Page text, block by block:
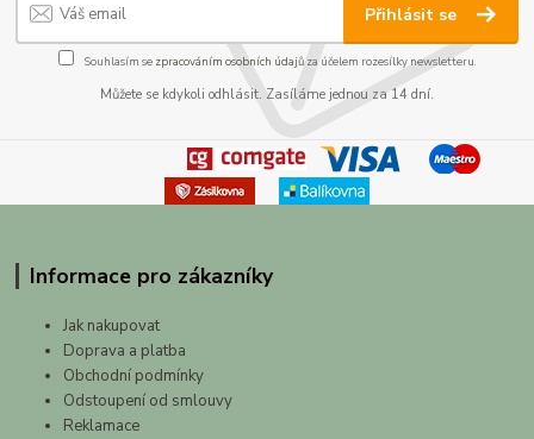
Přihlásit se
Souhlasím se zpracováním osobních údajůza účelem rozesílky newsletteru.
Můžete se kdykoli odhlásit. Zasíláme jednou za 14 dní.
Informace pro zákazníky
Jak nakupovat
Doprava a platba
Obchodní podmínky
Odstoupení od smlouvy
Reklamace